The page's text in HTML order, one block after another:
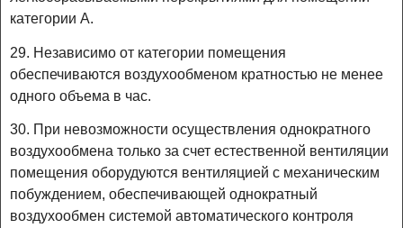
категории A.
29. Независимо от категории помещения
обеспечиваются воздухообменом кратностью не менее
одного объема в час.
30. При невозможности осуществления однократного
воздухообмена только за счет естественной вентиляции
помещения оборудуются вентиляцией с механическим
побуждением, обеспечивающей однократный
воздухообмен системой автоматического контроля